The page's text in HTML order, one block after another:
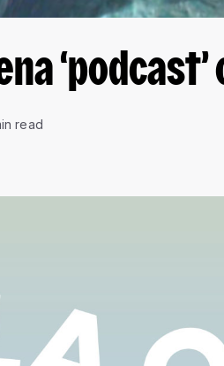
‘podcast’
read